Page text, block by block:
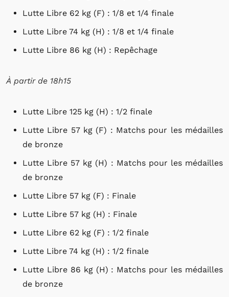
Lutte Libre 62 kg (F) : 1/8 et 1/4 finale
Lutte Libre 74 kg (H) : 1/8 et 1/4 finale
Lutte Libre 86 kg (H) : Repêchage
À partir de 18h15
Lutte Libre 125 kg (H) : 1/2 finale
Lutte Libre 57 kg (F) : Matchs pour les médailles
de bronze
Lutte Libre 57 kg (H) : Matchs pour les médailles
de bronze
Lutte Libre 57 kg (F) : Finale
Lutte Libre 57 kg (H) : Finale
Lutte Libre 62 kg (F) : 1/2 finale
Lutte Libre 74 kg (H) : 1/2 finale
Lutte Libre 86 kg (H) : Matchs pour les médailles
de bronze